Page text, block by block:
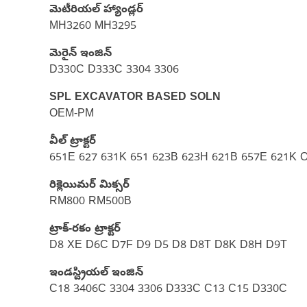
మెటీరియల్ హ్యాండ్లర్
MH3260 MH3295
మెరైన్ ఇంజిన్‌
D330C D333C 3304 3306
SPL EXCAVATOR BASED SOLN
OEM-PM
వీల్ ట్రాక్టర్
651E 627 631K 651 623B 623H 621B 657E 621K
రిక్లెయిమర్ మిక్సర్
RM800 RM500B
ట్రాక్-రకం ట్రాక్టర్‌
D8 XE D6C D7F D9 D5 D8 D8T D8K D8H D9T
ఇండస్ట్రియల్ ఇంజిన్
C18 3406C 3304 3306 D333C C13 C15 D330C